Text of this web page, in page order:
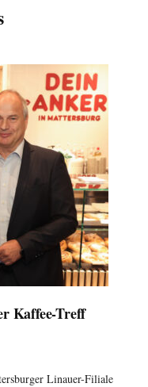
Kaffee-Treff
Linauer-Filiale